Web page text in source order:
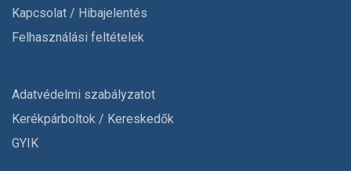
Kapcsolat / Hibajelentés
Felhasználási feltételek
Adatvédelmi szabályzatot
Kerékpárboltok / Kereskedők
GYIK